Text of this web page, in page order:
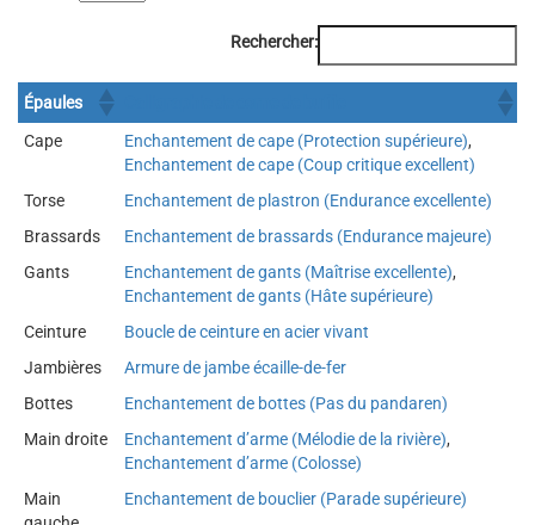
Rechercher:
Épaules
Cape
Enchantement de cape (Protection supérieure),
Enchantement de cape (Coup critique excellent)
Torse
Enchantement de plastron (Endurance excellente)
Brassards
Enchantement de brassards (Endurance majeure)
Gants
Enchantement de gants (Maîtrise excellente),
Enchantement de gants (Hâte supérieure)
Ceinture
Boucle de ceinture en acier vivant
Jambières
Armure de jambe écaille-de-fer
Bottes
Enchantement de bottes (Pas du pandaren)
Main droite
Enchantement d’arme (Mélodie de la rivière),
Enchantement d’arme (Colosse)
Main
Enchantement de bouclier (Parade supérieure)